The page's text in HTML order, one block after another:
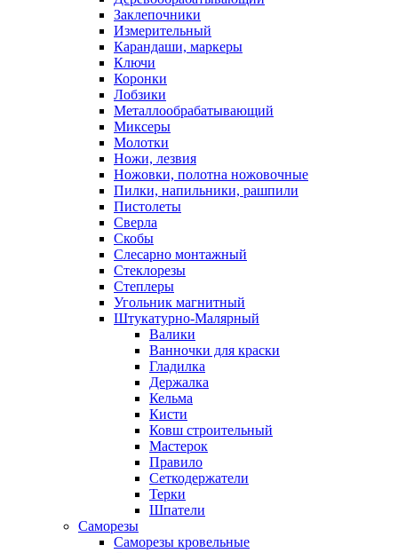
Заклепочники
Измерительный
Карандаши, маркеры
Ключи
Коронки
Лобзики
Металлообрабатывающий
Миксеры
Молотки
Ножи, лезвия
Ножовки, полотна ножовочные
Пилки, напильники, рашпили
Пистолеты
Сверла
Скобы
Слесарно монтажный
Стеклорезы
Степлеры
Угольник магнитный
Штукатурно-Малярный
Валики
Ванночки для краски
Гладилка
Держалка
Кельма
Кисти
Ковш строительный
Мастерок
Правило
Сеткодержатели
Терки
Шпатели
Саморезы
Саморезы кровельные